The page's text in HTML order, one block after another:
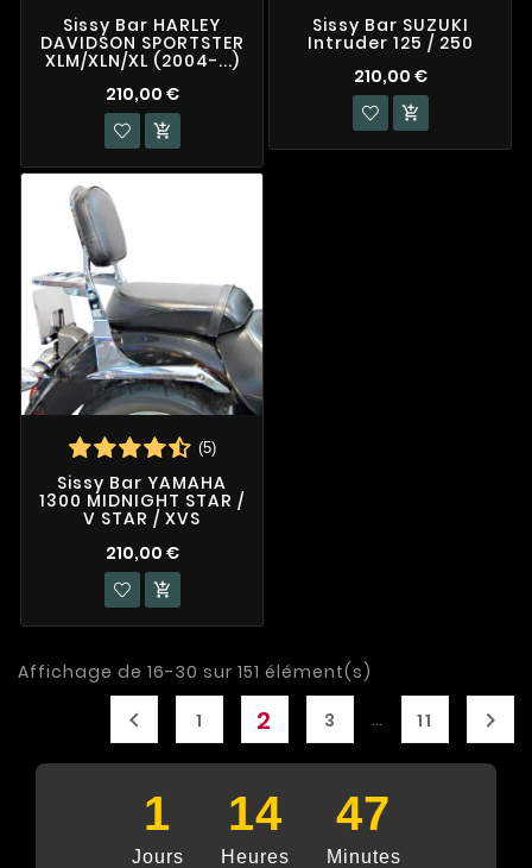
Sissy Bar HARLEY
DAVIDSON SPORTSTER
XLM/XLN/XL (2004-...)
210,00 €

Sissy Bar SUZUKI
Intruder 125 / 250
210,00 €

(5)
Sissy Bar YAMAHA
1300 MIDNIGHT STAR /
V STAR / XVS
210,00 €

Affichage de 16-30 sur 151 élément(s)
 1 2 3 … 11 
1
Jours
14
Heures
47
Minutes